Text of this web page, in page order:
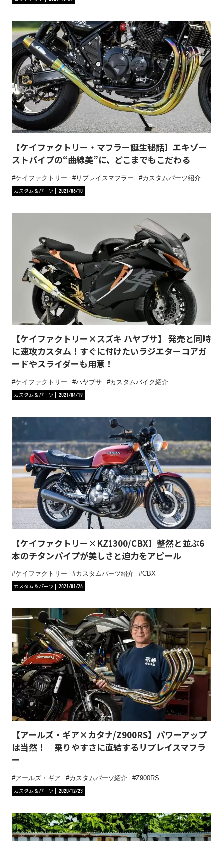
【ケイファクトリー・マフラー誕生秘話】エキゾー
ストパイプの“曲線美”に、どこまでもこだわる
ケイファクトリー リプレイスマフラー
カスタムパーツ紹介
カスタム＆パーツ
2021/06/10
【ケイファクトリー×スズキ ハヤブサ】 発売と同時
に速攻カスタム！すぐに付けたいラジエターコアガ
ードやスライダーも用意！
ケイファクトリー ハヤブサ
カスタムバイク紹介
カスタム＆パーツ
2021/04/19
【ケイファクトリー×KZ1300/CBX】整然と並ぶ6
本のチタンパイプが美しさと迫力をアピール
ケイファクトリー カスタムパーツ紹介
CBX
カスタム＆パーツ
2021/01/26
【アールズ・ギア×カタナ/Z900RS】パワーアップ
は当然！ 乗りやすさに直結するリプレイスマフラ
ー
アールズ・ギア カスタムパーツ紹介
Z900RS
カスタム＆パーツ
2020/12/23